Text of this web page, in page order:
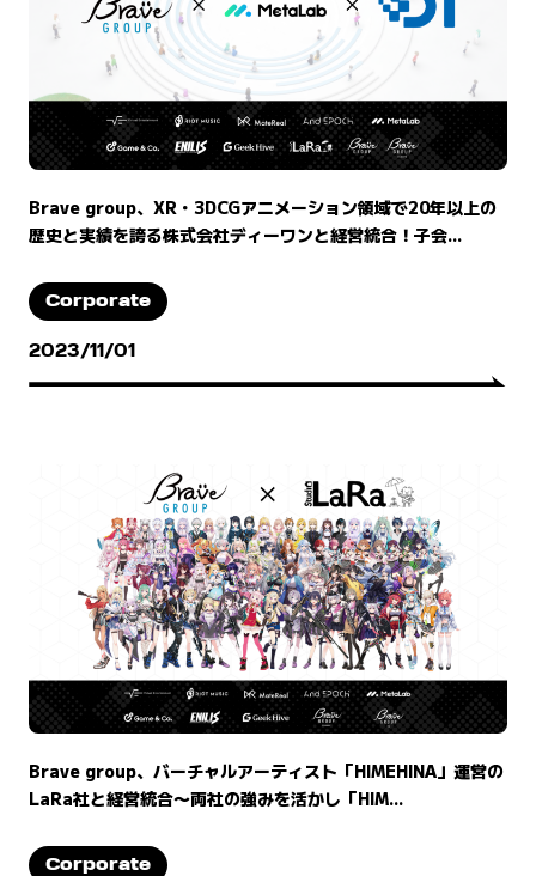
Brave group、XR・3DCGアニメーション領域で20年以上の
歴史と実績を誇る株式会社ディーワンと経営統合！子会...
Corporate
2023/11/01
Brave group、バーチャルアーティスト「HIMEHINA」運営の
LaRa社と経営統合〜両社の強みを活かし「HIM...
Corporate